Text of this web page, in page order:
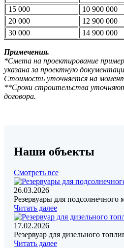
15 000
10 900 000
20 000
12 900 000
30 000
14 900 000
Примечения.
*Смета на проектирование
указана за проектную
Стоимость уточняется на момент
**Сроки строительства
договора.
Наши объекты
Смотреть все
26.03.2026
Резервуары для подсолнечного
Читать далее
17.02.2026
Резервуар для дизельного
Читать далее